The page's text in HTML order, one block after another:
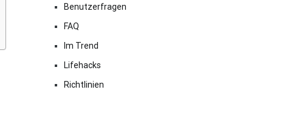
Benutzerfragen
FAQ
Im Trend
Lifehacks
Richtlinien